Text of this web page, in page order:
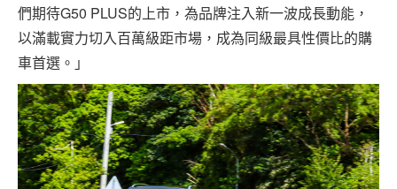
們期待G50 PLUS的上市，為品牌注入新一波成長動能，
以滿載實力切入百萬級距市場，成為同級最具性價比的購
車首選。」